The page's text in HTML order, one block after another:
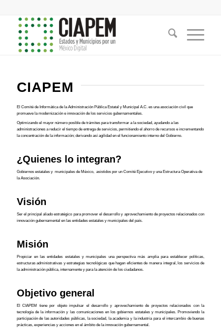
CIAPEM
El Comité de Informática de la Administración Pública Estatal y Municipal A.C. es una asociación civil que
promueve la modernización e innovación de los servicios gubernamentales.
Optimizando el mayor número posible de trámites para transformar a la sociedad, ayudando a las
administraciones a reducir el tiempo de entrega de servicios, permitiendo el ahorro de recursos e incrementando
la concentración de la información; derivando así agilidad en el funcionamiento interno del Gobierno.
¿Quienes lo integran?
Gobiernos estatales y municipales de México, asistidos por un Comité Ejecutivo y una Estructura Operativa de
la Asociación.
Visión
Ser el principal aliado estratégico para promover el desarrollo y aprovechamiento de proyectos relacionados con
innovación gubernamental en las entidades estatales y municipales del país.
Misión
Propiciar en las entidades estatales y municipales una perspectiva más amplia para establecer políticas,
estructuras administrativas y estrategias tecnológicas que hagan eficientes de manera integral, los servicios de
la administración pública, internamente y para la atención de los ciudadanos.
Objetivo general
El CIAPEM tiene por objeto impulsar el desarrollo y aprovechamiento de proyectos relacionados con la
tecnología de la información y las comunicaciones en los gobiernos estatales y municipales. Promoviendo la
participación de las autoridades públicas, la sociedad, la academia y la industria para el intercambio de buenas
prácticas, experiencias y acciones en el ámbito de la innovación gubernamental.